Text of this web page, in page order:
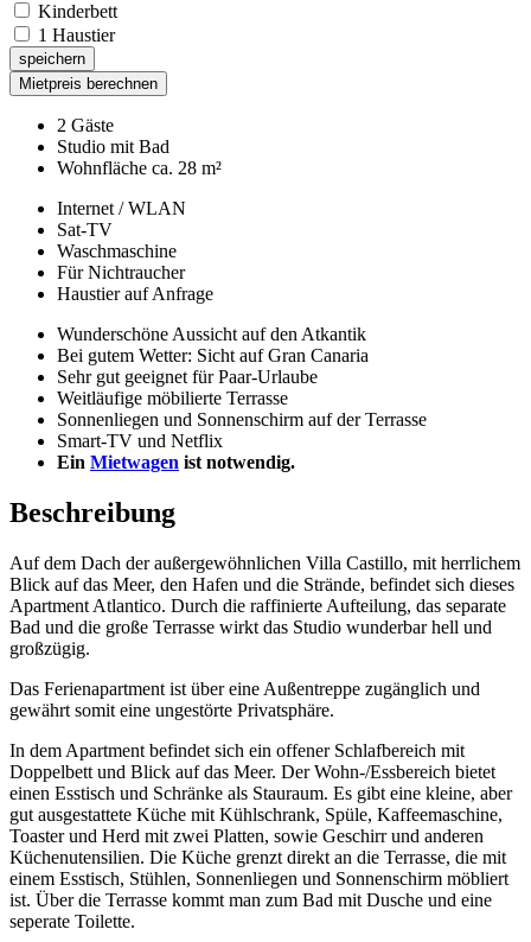
Kinderbett
1 Haustier
speichern
Mietpreis berechnen
2 Gäste
Studio mit Bad
Wohnfläche ca. 28 m²
Internet / WLAN
Sat-TV
Waschmaschine
Für Nichtraucher
Haustier auf Anfrage
Wunderschöne Aussicht auf den Atkantik
Bei gutem Wetter: Sicht auf Gran Canaria
Sehr gut geeignet für Paar-Urlaube
Weitläufige möbilierte Terrasse
Sonnenliegen und Sonnenschirm auf der Terrasse
Smart-TV und Netflix
Ein Mietwagen ist notwendig.
Beschreibung
Auf dem Dach der außergewöhnlichen Villa Castillo, mit herrlichem
Blick auf das Meer, den Hafen und die Strände, befindet sich dieses
Apartment Atlantico. Durch die raffinierte Aufteilung, das separate
Bad und die große Terrasse wirkt das Studio wunderbar hell und
großzügig.
Das Ferienapartment ist über eine Außentreppe zugänglich und
gewährt somit eine ungestörte Privatsphäre.
In dem Apartment befindet sich ein offener Schlafbereich mit
Doppelbett und Blick auf das Meer. Der Wohn-/Essbereich bietet
einen Esstisch und Schränke als Stauraum. Es gibt eine kleine, aber
gut ausgestattete Küche mit Kühlschrank, Spüle, Kaffeemaschine,
Toaster und Herd mit zwei Platten, sowie Geschirr und anderen
Küchenutensilien. Die Küche grenzt direkt an die Terrasse, die mit
einem Esstisch, Stühlen, Sonnenliegen und Sonnenschirm möbliert
ist. Über die Terrasse kommt man zum Bad mit Dusche und eine
seperate Toilette.